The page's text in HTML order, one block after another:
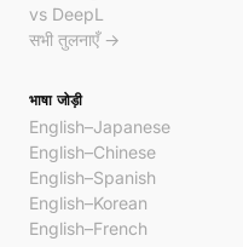
vs DeepL
सभी तुलनाएँ →
भाषा जोड़ी
English–Japanese
English–Chinese
English–Spanish
English–Korean
English–French